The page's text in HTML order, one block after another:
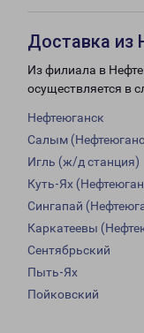
Доставка из
Из филиала в
осуществляется в
Нефтеюганск
Салым
Игль (ж/д станция)
Куть-Ях
Сингапай
Каркатеевы
Сентябрьский
Пыть-Ях
Пойковский